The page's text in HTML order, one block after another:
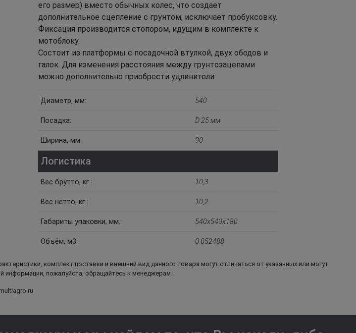
его размер) вместо обычных колес, что создает
дополнительное сцепление с грунтом, исключает пробуксовку.
Фиксация производится стопором, идущим в комплекте к
мотоблоку.
Состоит из платформы с посадочной втулкой, двух ободов и
галок. Для изменения расстояния между грунтозацепами
можно дополнительно приобрести удлинители.
Диаметр, мм: 540
Посадка: D 25 мм
Ширина, мм: 90
Логистика
Вес брутто, кг.: 10,3
Вес нетто, кг.: 10,2
Габариты упаковки, мм.: 540x540x180
Объём, м3: 0.052488
комплект поставки и внешний вид данного товара могут отличаться от указанных или могут
информации, пожалуйста, обращайтесь к менеджерам.